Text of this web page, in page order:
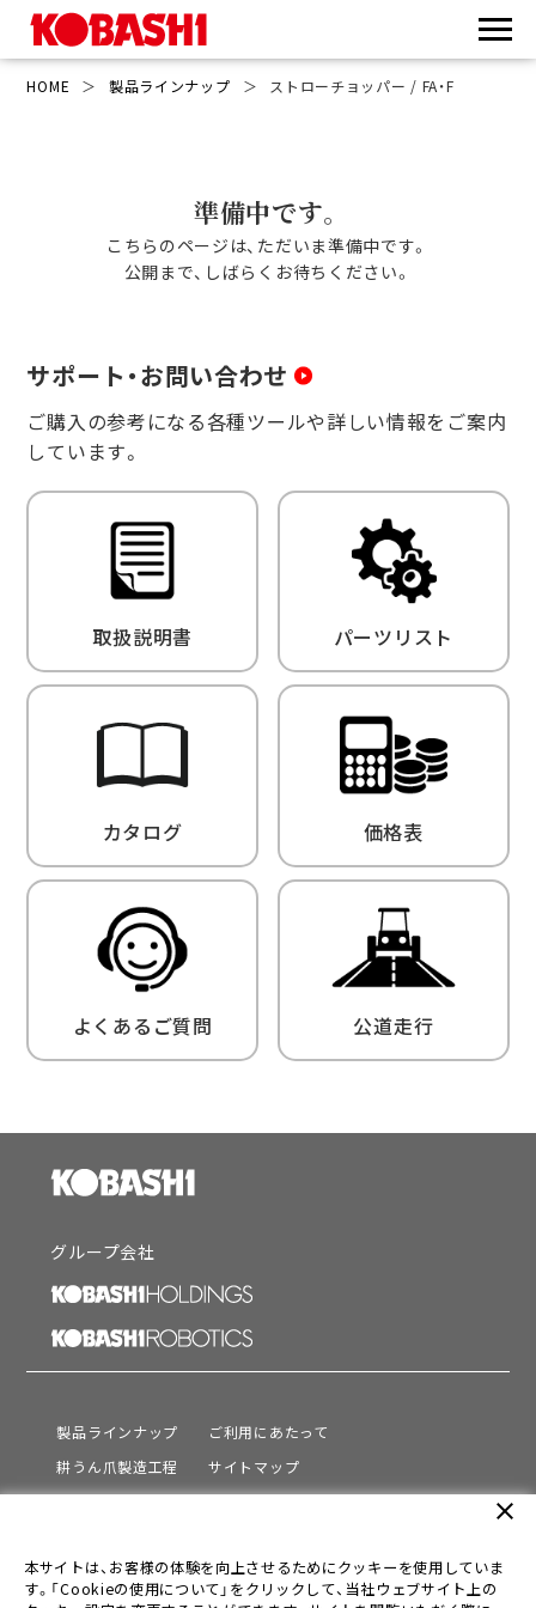
HOME ＞ 製品ラインナップ ＞ ストローチョッパー / FA・F
準備中です。
こちらのページは、ただいま準備中です。
公開まで、しばらくお待ちください。
サポート・お問い合わせ
ご購入の参考になる各種ツールや詳しい情報をご案内
しています。
取扱説明書 パーツリスト
カタログ 価格表
よくあるご質問 公道走行
グループ会社
製品ラインナップ
耕うん爪製造工程
サポート
会社情報
ご利用にあたって
サイトマップ
プライバシーポリシー
本サイトは、お客様の体験を向上させるためにクッキーを使用していま
す。「Cookieの使用について」をクリックして、当社ウェブサイト上の
close